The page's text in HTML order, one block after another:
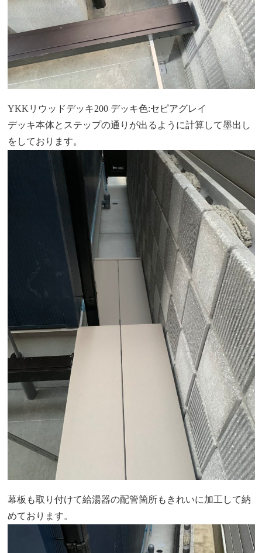
YKKリウッドデッキ200 デッキ色:セピアグレイ
デッキ本体とステップの通りが出るように計算して墨出し
をしております。
幕板も取り付けて給湯器の配管箇所もきれいに加工して納
めております。